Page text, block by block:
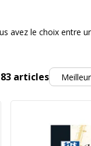
avez le choix entre
83 articlesTrier